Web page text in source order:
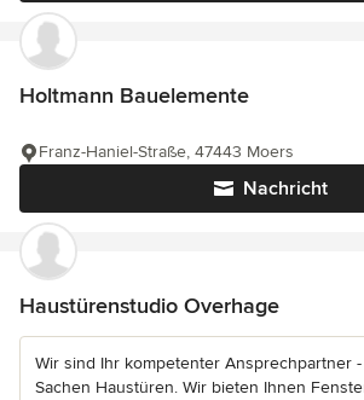
Holtmann Bauelemente
Nachricht
Franz-Haniel-Straße, 47443 Moers
Haustürenstudio Overhage
Wir sind Ihr kompetenter Ansprechpartner
Sachen Haustüren. Wir bieten Ihnen